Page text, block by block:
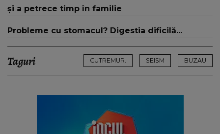
și a petrece timp în familie
Probleme cu stomacul? Digestia dificilă...
Taguri CUTREMUR. SEISM BUZAU